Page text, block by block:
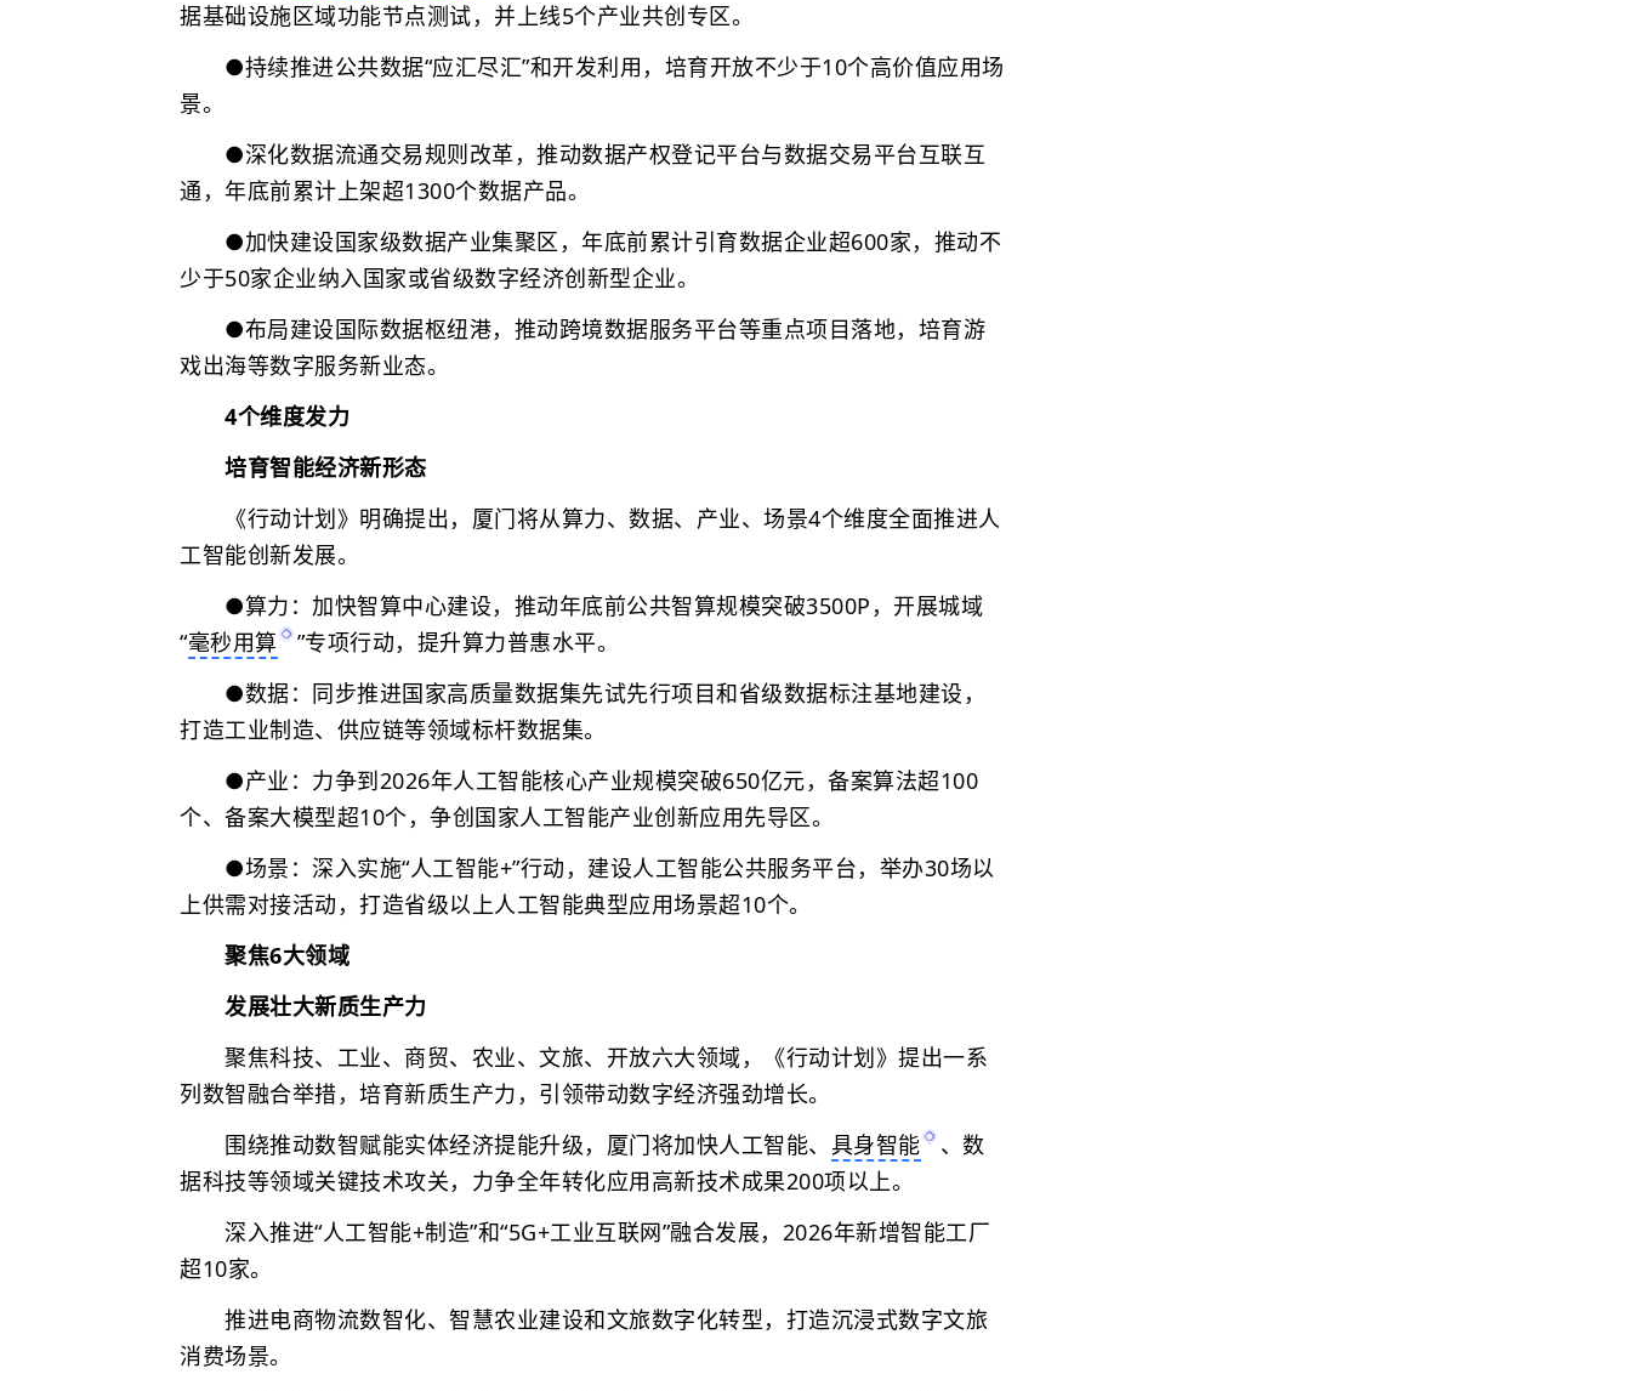
据基础设施区域功能节点测试，并上线5个产业共创专区。
●持续推进公共数据“应汇尽汇”和开发利用，培育开放不少于10个高价值应用场
景。
●深化数据流通交易规则改革，推动数据产权登记平台与数据交易平台互联互
通，年底前累计上架超1300个数据产品。
●加快建设国家级数据产业集聚区，年底前累计引育数据企业超600家，推动不
少于50家企业纳入国家或省级数字经济创新型企业。
●布局建设国际数据枢纽港，推动跨境数据服务平台等重点项目落地，培育游
戏出海等数字服务新业态。
4个维度发力
培育智能经济新形态
《行动计划》明确提出，厦门将从算力、数据、产业、场景4个维度全面推进人
工智能创新发展。
●算力：加快智算中心建设，推动年底前公共智算规模突破3500P，开展城域
“毫秒用算
”专项行动，提升算力普惠水平。
●数据：同步推进国家高质量数据集先试先行项目和省级数据标注基地建设，
打造工业制造、供应链等领域标杆数据集。
●产业：力争到2026年人工智能核心产业规模突破650亿元，备案算法超100
个、备案大模型超10个，争创国家人工智能产业创新应用先导区。
●场景：深入实施“人工智能+”行动，建设人工智能公共服务平台，举办30场以
上供需对接活动，打造省级以上人工智能典型应用场景超10个。
聚焦6大领域
发展壮大新质生产力
聚焦科技、工业、商贸、农业、文旅、开放六大领域，《行动计划》提出一系
列数智融合举措，培育新质生产力，引领带动数字经济强劲增长。
围绕推动数智赋能实体经济提能升级，厦门将加快人工智能、 具身智能
、数
据科技等领域关键技术攻关，力争全年转化应用高新技术成果200项以上。
深入推进“人工智能+制造”和“5G+工业互联网”融合发展，2026年新增智能工厂
超10家。
推进电商物流数智化、智慧农业建设和文旅数字化转型，打造沉浸式数字文旅
消费场景。